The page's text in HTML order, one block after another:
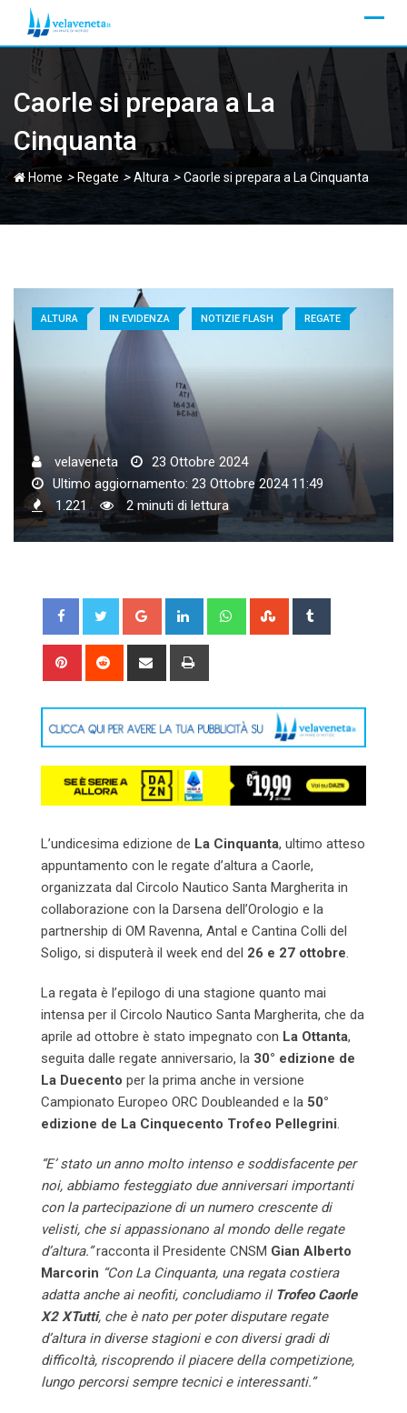
content
Caorle si prepara a La
Cinquanta
Home > Regate >Altura >Caorle si prepara a La Cinquanta
ALTURA IN EVIDENZA NOTIZIE FLASH REGATE
velaveneta
23 Ottobre 2024
Ultimo aggiornamento: 23 Ottobre 2024 11:49
1.221
2 minuti di lettura
Google+ LinkedIn WhatsappStumbleUpon
Pinterest Reddit
Share
L’undicesima edizione de La Cinquanta, ultimo atteso
appuntamento con le regate d’altura a Caorle,
organizzata dal Circolo Nautico Santa Margherita in
collaborazione con la Darsena dell’Orologio e la
partnership di OM Ravenna, Antal e Cantina Colli del
Soligo, si disputerà il week end del 26 e 27 ottobre.
La regata è l’epilogo di una stagione quanto mai
intensa per il Circolo Nautico Santa Margherita, che da
aprile ad ottobre è stato impegnato con La Ottanta,
seguita dalle regate anniversario, la 30° edizione de
La Duecento per la prima anche in versione
Campionato Europeo ORC Doubleanded e la 50°
edizione de La Cinquecento Trofeo Pellegrini.
“E’ stato un anno molto intenso e soddisfacente per
noi, abbiamo festeggiato due anniversari importanti
con la partecipazione di un numero crescente di
velisti, che si appassionano al mondo delle regate
d’altura.”racconta il Presidente CNSM Gian Alberto
Marcorin “Con La Cinquanta, una regata costiera
adatta anche ai neofiti, concludiamo il Trofeo Caorle
X2 XTutti, che è nato per poter disputare regate
d’altura in diverse stagioni e con diversi gradi di
difficoltà, riscoprendo il piacere della competizione,
lungo percorsi sempre tecnici e interessanti.”